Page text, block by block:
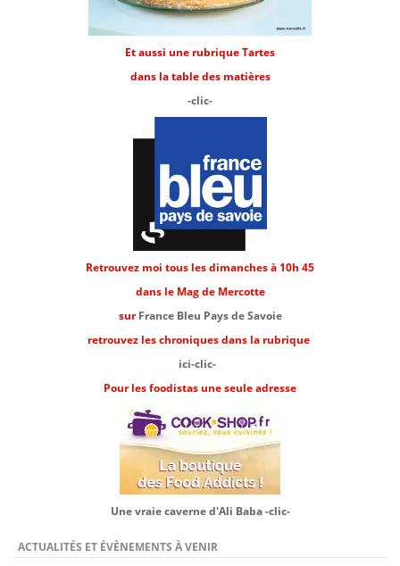
Et aussi une rubrique Tartes
dans la table des matières
-clic-
Retrouvez moi tous les dimanches à 10h 45
dans le Mag de Mercotte
sur France Bleu Pays de Savoie
retrouvez les chroniques dans la rubrique
ici-clic-
Pour les foodistas une seule adresse
Une vraie caverne d'Ali Baba -clic-
ACTUALITÉS ET ÉVÈNEMENTS À VENIR